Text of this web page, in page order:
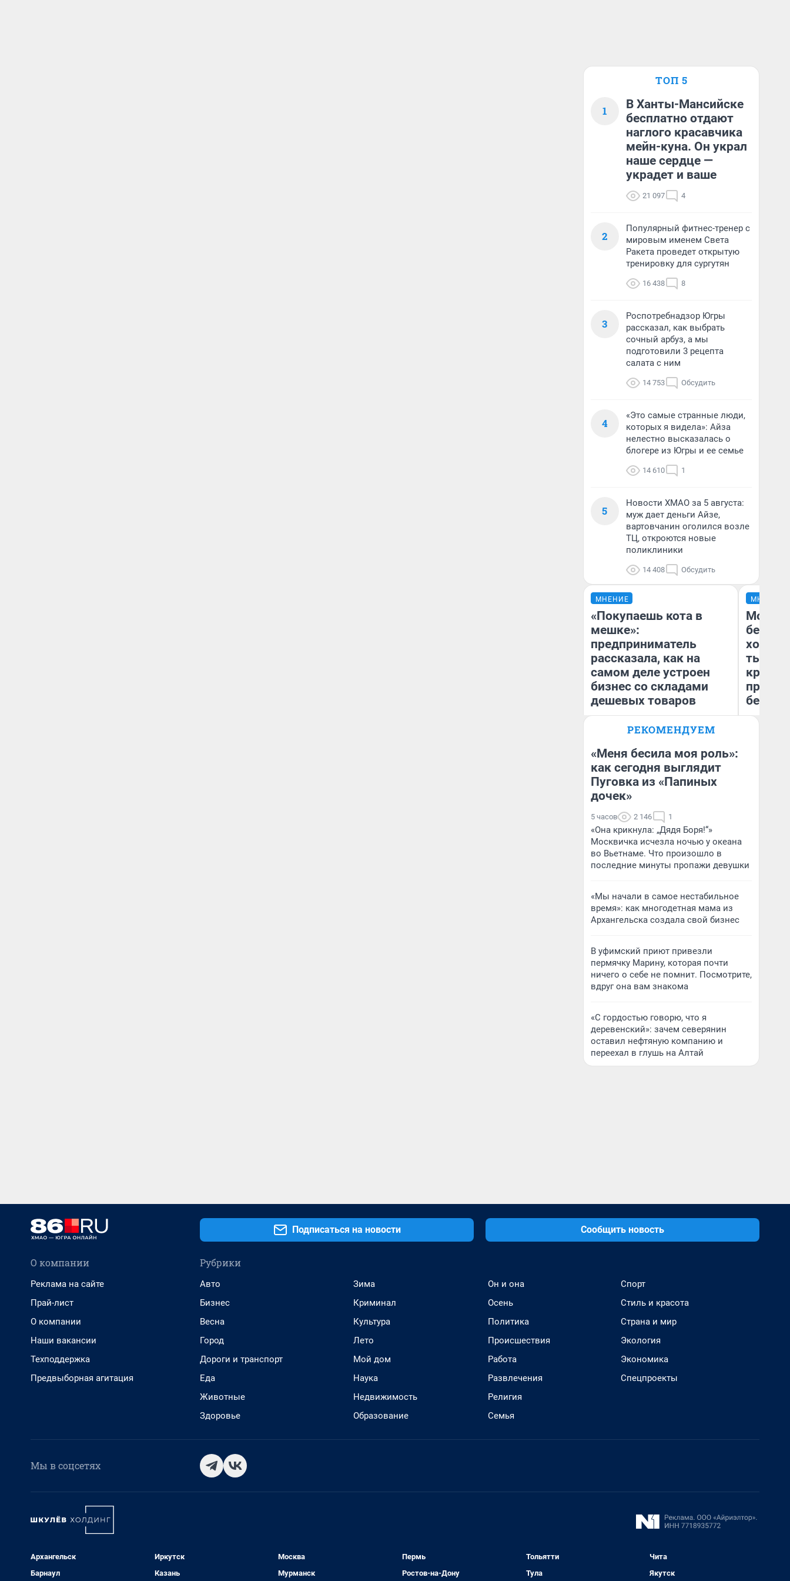
ТОП 5
1
В Ханты-Мансийске
бесплатно отдают
наглого красавчика
мейн-куна. Он украл
наше сердце —
украдет и ваше
21 097 4
2
Популярный фитнес-тренер с
мировым именем Света
Ракета проведет открытую
тренировку для сургутян
16 438 8
3
Роспотребнадзор Югры
рассказал, как выбрать
сочный арбуз, а мы
подготовили 3 рецепта
салата с ним
14 753 Обсудить
4
«Это самые странные люди,
которых я видела»: Айза
нелестно высказалась о
блогере из Югры и ее семье
14 610 1
5
Новости ХМАО за 5 августа:
муж дает деньги Айзе,
вартовчанин оголился возле
ТЦ, откроются новые
поликлиники
14 408 Обсудить
МНЕНИЕ
«Покупаешь кота в
мешке»:
предприниматель
рассказала, как на
самом деле устроен
бизнес со складами
дешевых товаров
Наталья Шорохова
деньги соцразвития
МНЕНИЕ
Мой
хотела
тысяч,
РЕКОМЕНДУЕМ
«Меня бесила моя роль»:
как сегодня выглядит
Пуговка из «Папиных
дочек»
5 часов 2 146 1
«Она крикнула: „Дядя Боря!“»
Москвичка исчезла ночью у океана
во Вьетнаме. Что произошло в
последние минуты пропажи девушки
«Мы начали в самое нестабильное
время»: как многодетная мама из
Архангельска создала свой бизнес
В уфимский приют привезли
пермячку Марину, которая почти
ничего о себе не помнит. Посмотрите,
вдруг она вам знакома
«С гордостью говорю, что я
деревенский»: зачем северянин
оставил нефтяную компанию и
переехал в глушь на Алтай
Подписаться на новости Сообщить новость
О компании
Реклама на сайте
Прай-лист
О компании
Наши вакансии
Техподдержка
Предвыборная агитация
Рубрики
Авто
Бизнес
Весна
Город
Дороги и транспорт
Еда
Животные
Здоровье
Зима
Криминал
Культура
Лето
Мой дом
Наука
Недвижимость
Образование
Он и она
Осень
Политика
Происшествия
Работа
Развлечения
Религия
Семья
Спорт
Стиль и красота
Страна и мир
Экология
Экономика
Спецпроекты
Мы в соцсетях
Архангельск
Барнаул
Иркутск
Казань
Москва
Мурманск
Пермь
Ростов-на-Дону
Тольятти
Тула
Чита
Якутск